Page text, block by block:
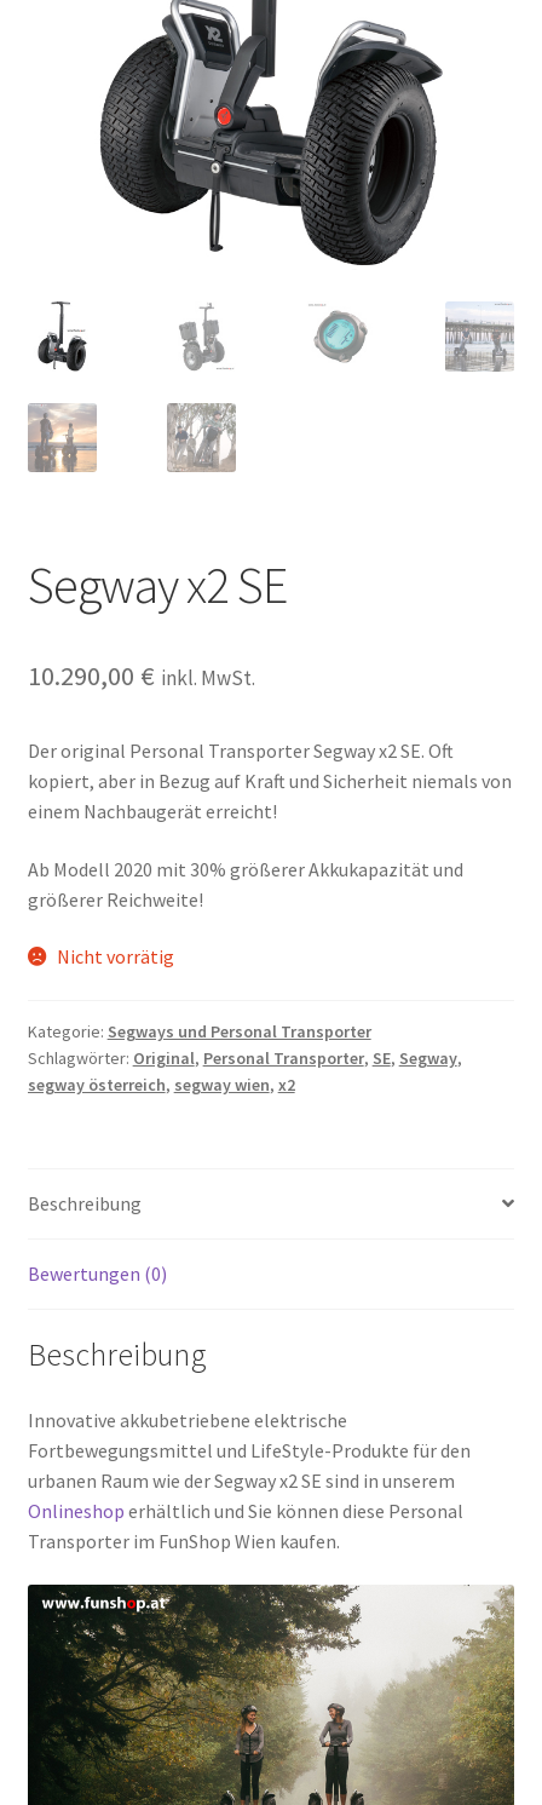
Segway x2 SE
10.290,00 € inkl. MwSt.
Der original Personal Transporter Segway x2 SE. Oft
kopiert, aber in Bezug auf Kraft und Sicherheit niemals von
einem Nachbaugerät erreicht!
Ab Modell 2020 mit 30% größerer Akkukapazität und
größerer Reichweite!
Nicht vorrätig
Kategorie: Segways und Personal Transporter
Schlagwörter: Original, Personal Transporter, SE, Segway,
segway österreich, segway wien, x2
Beschreibung
Bewertungen (0)
Beschreibung
Innovative akkubetriebene elektrische
Fortbewegungsmittel und LifeStyle-Produkte für den
urbanen Raum wie der Segway x2 SE sind in unserem
Onlineshop erhältlich und Sie können diese Personal
Transporter im FunShop Wien kaufen.